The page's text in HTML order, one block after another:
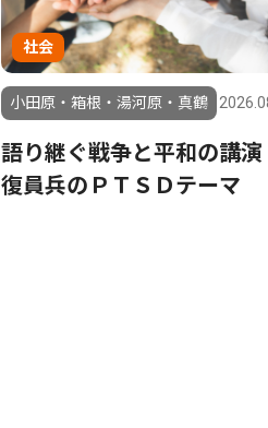
社会
小田原・箱根・湯河原・真鶴
語り継ぐ戦争と平和の講
復員兵のＰＴＳＤテーマ